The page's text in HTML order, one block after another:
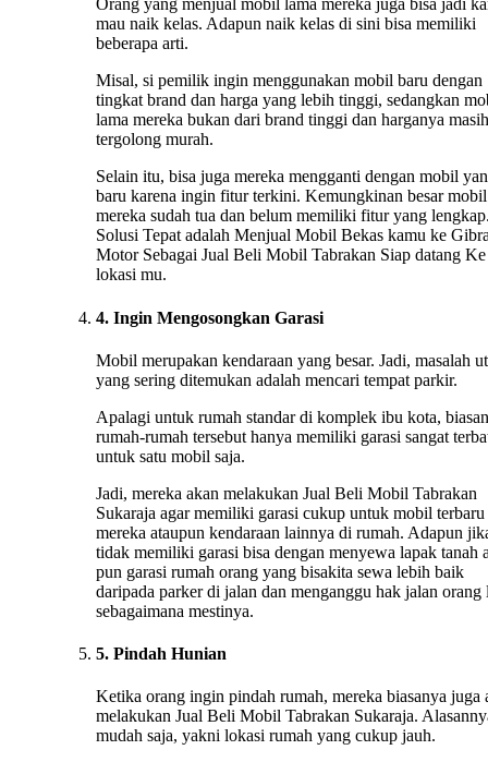
Orang yang menjual mobil lama mereka juga bisa jadi
mau naik kelas. Adapun naik kelas di sini bisa memiliki
beberapa arti.
Misal, si pemilik ingin menggunakan mobil baru dengan
tingkat brand dan harga yang lebih tinggi, sedangkan
lama mereka bukan dari brand tinggi dan harganya masih
tergolong murah.
Selain itu, bisa juga mereka mengganti dengan mobil
baru karena ingin fitur terkini. Kemungkinan besar mobil
mereka sudah tua dan belum memiliki fitur yang
Solusi Tepat adalah Menjual Mobil Bekas kamu ke
Motor Sebagai Jual Beli Mobil Tabrakan Siap datang Ke
lokasi mu.
4. Ingin Mengosongkan Garasi
Mobil merupakan kendaraan yang besar. Jadi, masalah
yang sering ditemukan adalah mencari tempat parkir.
Apalagi untuk rumah standar di komplek ibu kota,
rumah-rumah tersebut hanya memiliki garasi sangat
untuk satu mobil saja.
Jadi, mereka akan melakukan Jual Beli Mobil Tabrakan
Sukaraja agar memiliki garasi cukup untuk mobil terbaru
mereka ataupun kendaraan lainnya di rumah. Adapun
tidak memiliki garasi bisa dengan menyewa lapak tanah
pun garasi rumah orang yang bisakita sewa lebih baik
daripada parker di jalan dan menganggu hak jalan orang
sebagaimana mestinya.
5. Pindah Hunian
Ketika orang ingin pindah rumah, mereka biasanya juga
melakukan Jual Beli Mobil Tabrakan Sukaraja.
mudah saja, yakni lokasi rumah yang cukup jauh.